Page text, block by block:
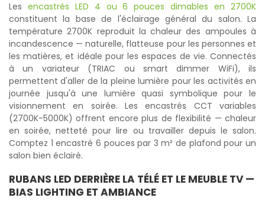
Les encastrés LED 4 ou 6 pouces dimables en 2700K
constituent la base de l'éclairage général du salon. La
température 2700K reproduit la chaleur des ampoules à
incandescence — naturelle, flatteuse pour les personnes et
les matières, et idéale pour les espaces de vie. Connectés
à un variateur (TRIAC ou smart dimmer WiFi), ils
permettent d'aller de la pleine lumière pour les activités en
journée jusqu'à une lumière quasi symbolique pour le
visionnement en soirée. Les encastrés CCT variables
(2700K-5000K) offrent encore plus de flexibilité — chaleur
en soirée, netteté pour lire ou travailler depuis le salon.
Comptez 1 encastré 6 pouces par 3 m² de plafond pour un
salon bien éclairé.
RUBANS LED DERRIÈRE LA TÉLÉ ET LE MEUBLE TV —
BIAS LIGHTING ET AMBIANCE